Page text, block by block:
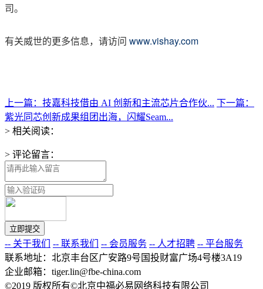
司。
有关威世的更多信息，请访问 www.vishay.com
上一篇：技嘉科技借由 AI 创新和主流芯片合作伙... 下一篇：
紫光同芯创新成果组团出海，闪耀Seam...
> 相关阅读：
> 评论留言：
-- 关于我们 -- 联系我们 -- 会员服务 -- 人才招聘 -- 平台服务
联系地址：北京丰台区广安路9号国投财富广场4号楼3A19
企业邮箱：tiger.lin@fbe-china.com
©2019 版权所有©北京中福必易网络科技有限公司